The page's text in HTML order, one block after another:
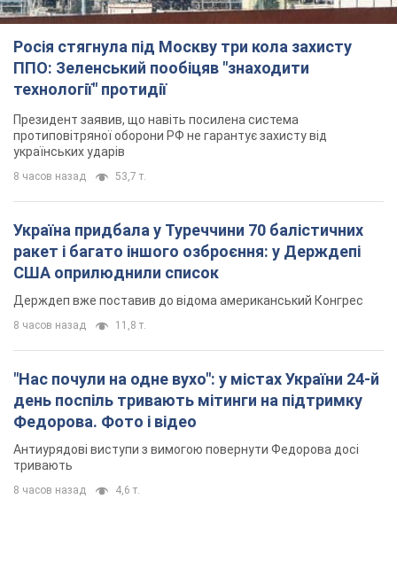
Росія стягнула під Москву три кола захисту
ППО: Зеленський пообіцяв "знаходити
технології" протидії
Президент заявив, що навіть посилена система
протиповітряної оборони РФ не гарантує захисту від
українських ударів
8 часов назад 53,7 т.
Україна придбала у Туреччини 70 балістичних
ракет і багато іншого озброєння: у Держдепі
США оприлюднили список
Держдеп вже поставив до відома американський Конгрес
8 часов назад 11,8 т.
"Нас почули на одне вухо": у містах України 24-й
день поспіль тривають мітинги на підтримку
Федорова. Фото і відео
Антиурядові виступи з вимогою повернути Федорова досі
тривають
8 часов назад 4,6 т.